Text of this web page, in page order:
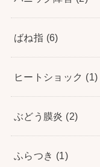
ばね指 (6)
ヒートショック (1)
ぶどう膜炎 (2)
ふらつき (1)